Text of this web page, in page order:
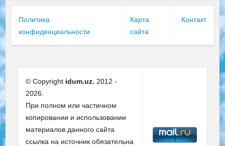
Политика
конфиденциальности
Карта
сайта
Контакт
© Copyright idum.uz. 2012 -
2026.
При полном или частичном
копировании и использовании
материалов данного сайта
ссылка на источник обязательна